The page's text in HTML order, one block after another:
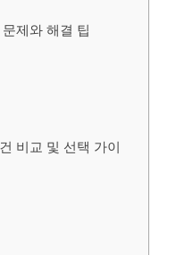
제와 해결 팁
비교 및 선택 가이